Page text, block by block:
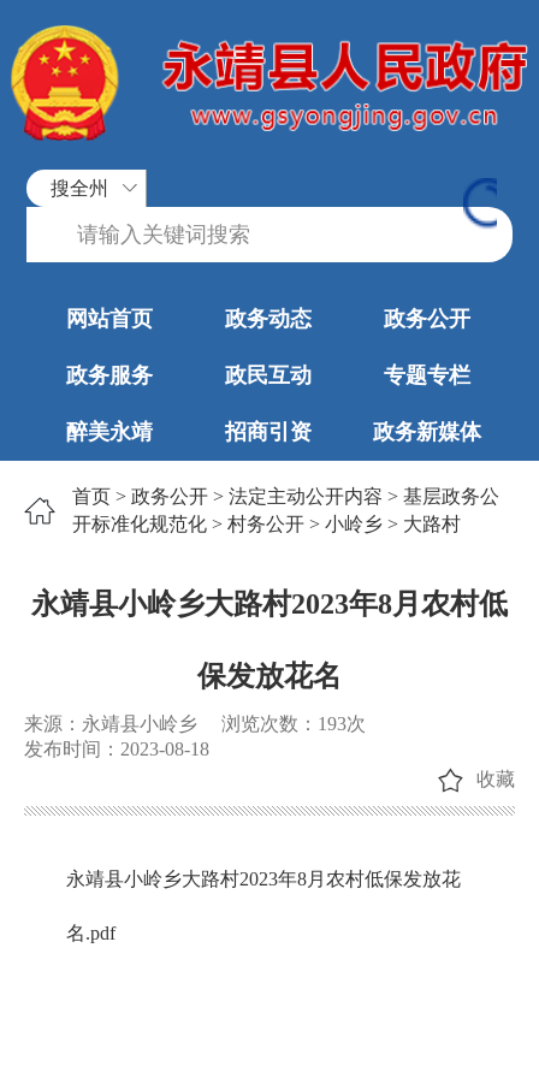
搜全州
网站首页 政务动态 政务公开
政务服务 政民互动 专题专栏
醉美永靖 招商引资 政务新媒体
首页 > 政务公开 > 法定主动公开内容 > 基层政务公
开标准化规范化 > 村务公开 > 小岭乡 > 大路村
永靖县小岭乡大路村2023年8月农村低
保发放花名
来源：永靖县小岭乡 浏览次数： 193次
发布时间：2023-08-18
收藏
永靖县小岭乡大路村2023年8月农村低保发放花
名.pdf